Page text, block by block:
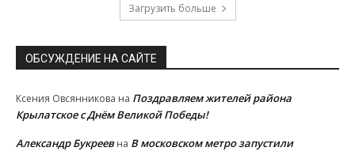
Загрузить больше
ОБСУЖДЕНИЕ НА САЙТЕ
Ксения Овсянникова на Поздравляем жителей района
Крылатское с Днём Великой Победы!
Александр Букреевна В московском метро запустили